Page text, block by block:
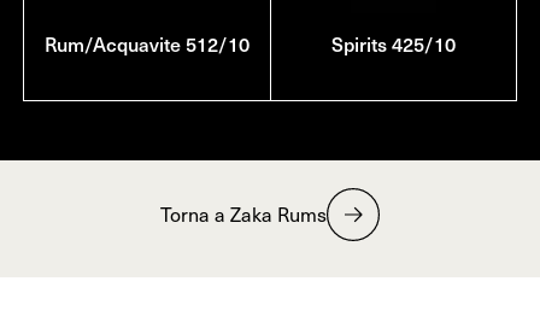
Rum/Acquavite 512/10 Spirits 425/10
Torna a Zaka Rums